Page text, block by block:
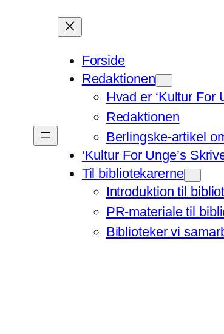
Forside
Redaktionen
Hvad er ‘Kultur For
Redaktionen
Berlingske-artikel
‘Kultur For Unge’s
Til bibliotekarerne
Introduktion til
PR-materiale til
Biblioteker vi